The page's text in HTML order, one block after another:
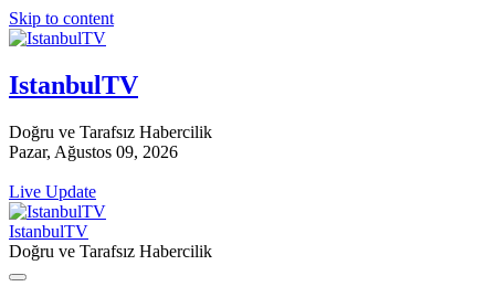
Skip to content
IstanbulTV
Doğru ve Tarafsız Habercilik
Pazar, Ağustos 09, 2026
Live Update
IstanbulTV
Doğru ve Tarafsız Habercilik